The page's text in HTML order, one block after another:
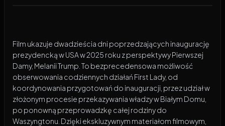
Film ukazuje dwadzieścia dni poprzedzających inaugurację
prezydencką w USA w 2025 roku z perspektywy Pierwszej
Damy, Melanii Trump. To bezprecedensowa możliwość
obserwowania codziennych działań First Lady, od
koordynowania przygotowań do inauguracji, przez udział w
złożonym procesie przekazywania władzy w Białym Domu,
po ponowną przeprowadzkę całej rodziny do
Waszyngtonu. Dzięki ekskluzywnym materiałom filmowym,